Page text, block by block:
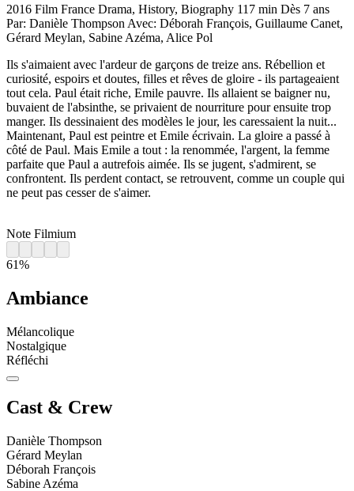
2016 Film France Drama, History, Biography 117 min Dès 7 ans
Par: Danièle Thompson Avec: Déborah François, Guillaume Canet,
Gérard Meylan, Sabine Azéma, Alice Pol
Ils s'aimaient avec l'ardeur de garçons de treize ans. Rébellion et
curiosité, espoirs et doutes, filles et rêves de gloire - ils partageaient
tout cela. Paul était riche, Emile pauvre. Ils allaient se baigner nu,
buvaient de l'absinthe, se privaient de nourriture pour ensuite trop
manger. Ils dessinaient des modèles le jour, les caressaient la nuit...
Maintenant, Paul est peintre et Emile écrivain. La gloire a passé à
côté de Paul. Mais Emile a tout : la renommée, l'argent, la femme
parfaite que Paul a autrefois aimée. Ils se jugent, s'admirent, se
confrontent. Ils perdent contact, se retrouvent, comme un couple qui
ne peut pas cesser de s'aimer.
Note Filmium
61%
Ambiance
Mélancolique
Nostalgique
Réfléchi
Cast & Crew
Danièle Thompson
Gérard Meylan
Déborah François
Sabine Azéma